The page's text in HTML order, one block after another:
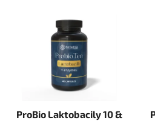
ProBio Laktobacily 10 &